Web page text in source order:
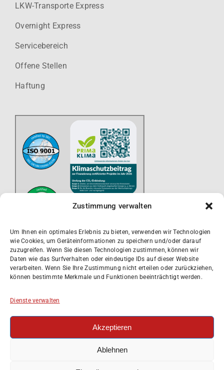
Zustimmung verwalten
Um Ihnen ein optimales Erlebnis zu bieten, verwenden wir Technologien
wie Cookies, um Geräteinformationen zu speichern und/oder darauf
zuzugreifen. Wenn Sie diesen Technologien zustimmen, können wir
Daten wie das Surfverhalten oder eindeutige IDs auf dieser Website
verarbeiten. Wenn Sie Ihre Zustimmung nicht erteilen oder zurückziehen,
können bestimmte Merkmale und Funktionen beeinträchtigt werden.
Dienste verwalten
Akzeptieren
Ablehnen
LKW-Transporte Express
Overnight Express
Servicebereich
Offene Stellen
Haftung